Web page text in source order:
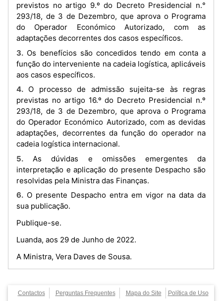
previstos no artigo 9.º do Decreto Presidencial n.°
293/18, de 3 de Dezembro, que aprova o Programa
do Operador Económico Autorizado, com as
adaptações decorrentes dos casos específicos.
3. Os benefícios são concedidos tendo em conta a
função do interveniente na cadeia logística, aplicáveis
aos casos específicos.
4. O processo de admissão sujeita-se às regras
previstas no artigo 16.º do Decreto Presidencial n.º
293/18, de 3 de Dezembro, que aprova o Programa
do Operador Económico Autorizado, com as devidas
adaptações, decorrentes da função do operador na
cadeia logística internacional.
5. As dúvidas e omissões emergentes da
interpretação e aplicação do presente Despacho são
resolvidas pela Ministra das Finanças.
6. O presente Despacho entra em vigor na data da
sua publicação.
Publique-se.
Luanda, aos 29 de Junho de 2022.
A Ministra, Vera Daves de Sousa.
Contactos Perguntas Frequentes Mapa do Site Política de Uso